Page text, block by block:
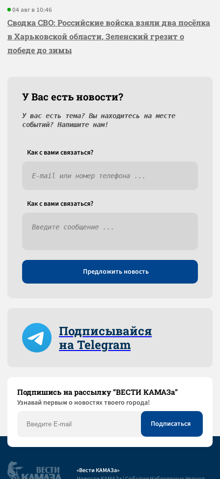
04 авг в 10:46
Сводка СВО: Российские войска взяли два посёлка
в Харьковской области, Зеленский грезит о
победе до зимы
У Вас есть новости?
У вас есть тема? Вы находитесь на месте
событий? Напишите нам!
Как c вами связаться?
Как c вами связаться?
Предложить новость
Подписывайся
на Telegram
Подпишись на рассылку “ВЕСТИ КАМАЗа”
Узнaвай первым о новостях твоего города!
«Вести КАМАЗа»